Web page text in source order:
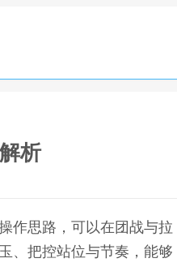
析
作思路，可以在团战与拉
、把控站位与节奏，能够